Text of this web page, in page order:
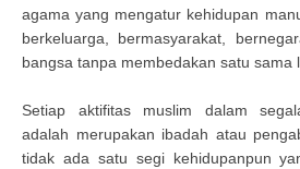
agama yang mengatur kehidupan
berkeluarga, bermasyarakat,
bangsa tanpa membedakan satu sama
Setiap aktifitas muslim dalam
adalah merupakan ibadah atau
tidak ada satu segi kehidupanpun